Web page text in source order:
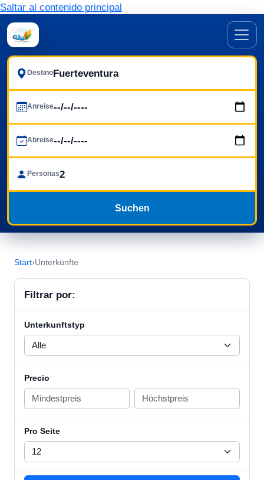
Saltar al contenido principal
Destino
Anreise
Abreise
Personas
Suchen
Start›Unterkünfte
Filtrar por:
Unterkunftstyp
Precio
Pro Seite